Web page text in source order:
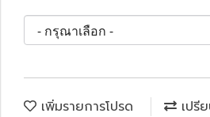
เพิ่มรายการโปรด
เปรี